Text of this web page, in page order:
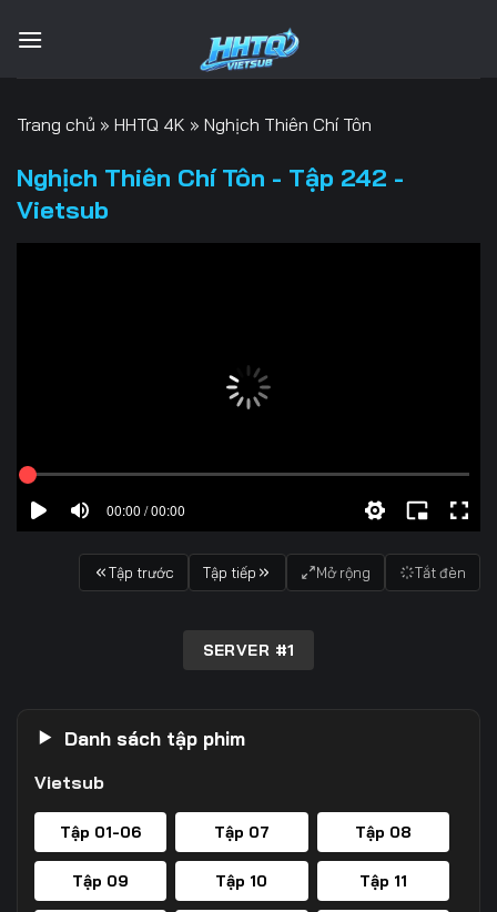
qua
Trang chủ » HHTQ 4K » Nghịch Thiên Chí Tôn
Nghịch Thiên Chí Tôn - Tập 242 -
Vietsub
00:00 / 00:00
Tập trước Tập tiếp Mở rộng Tắt đèn
SERVER #1
Danh sách tập phim
Vietsub
Tập 01-06 Tập 07 Tập 08
Tập 09 Tập 10 Tập 11